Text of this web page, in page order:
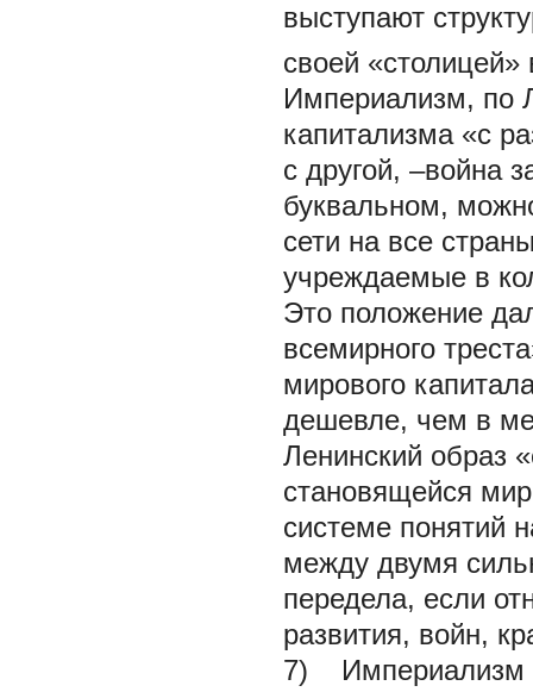
выступают
своей
Империализм, по
капитализма «с
с другой, –война
буквальном,
сети на все
учреждаемые в
Это положение
всемирного
мирового
дешевле, чем в
Ленинский образ
становящейся
системе понятий
между двумя
передела, если
развития, войн,
7) Империализм